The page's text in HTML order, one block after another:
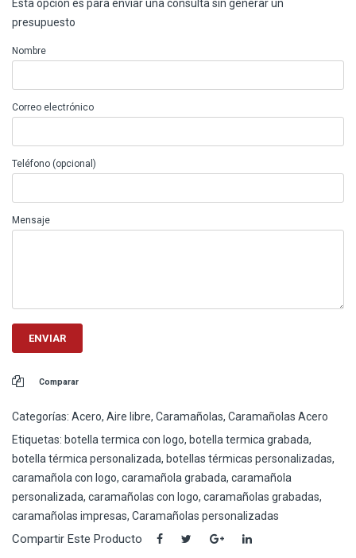
Esta opción es para enviar una consulta sin generar un
presupuesto
Nombre
Correo electrónico
Teléfono (opcional)
Mensaje
Comparar
Categorías: Acero, Aire libre, Caramañolas, Caramañolas Acero
Etiquetas: botella termica con logo, botella termica grabada,
botella térmica personalizada, botellas térmicas personalizadas,
caramañola con logo, caramañola grabada, caramañola
personalizada, caramañolas con logo, caramañolas grabadas,
caramañolas impresas, Caramañolas personalizadas
Compartir Este Producto